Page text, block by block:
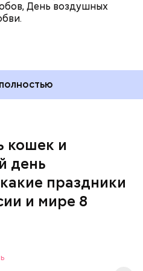
День воздушных
кошек и
день
праздники
и мире 8
бесконечности